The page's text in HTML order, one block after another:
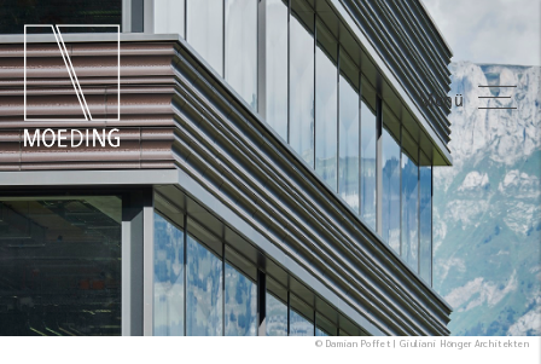
Menü
© Damian Poffet | Giuliani Hönger Architekten